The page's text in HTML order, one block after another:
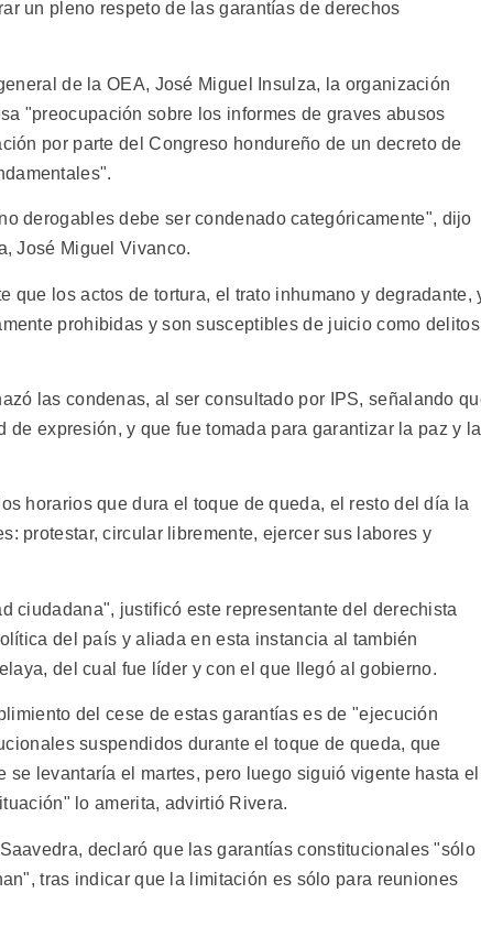
un pleno respeto de las garantías de derechos
de la OEA, José Miguel Insulza, la organización
"preocupación sobre los informes de graves abusos
por parte del Congreso hondureño de un decreto de
derogables debe ser condenado categóricamente", dijo
José Miguel Vivanco.
que los actos de tortura, el trato inhumano y degradante,
prohibidas y son susceptibles de juicio como delitos
las condenas, al ser consultado por IPS, señalando
expresión, y que fue tomada para garantizar la paz y la
horarios que dura el toque de queda, el resto del día la
protestar, circular libremente, ejercer sus labores y
ciudadana", justificó este representante del derechista
del país y aliada en esta instancia al también
del cual fue líder y con el que llegó al gobierno.
del cese de estas garantías es de "ejecución
suspendidos durante el toque de queda, que
levantaría el martes, pero luego siguió vigente hasta el
lo amerita, advirtió Rivera.
declaró que las garantías constitucionales "sólo
tras indicar que la limitación es sólo para reuniones